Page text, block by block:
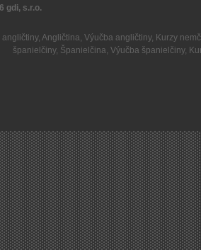
gdi, s.r.o.
angličtiny, Angličtina, Výučba angličtiny, Kurzy
španielčiny, Španielčina, Výučba španielčiny,